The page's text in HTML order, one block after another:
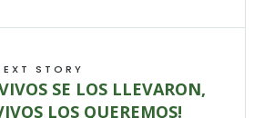
STORY
SE LOS LLEVARON,
LOS QUEREMOS!